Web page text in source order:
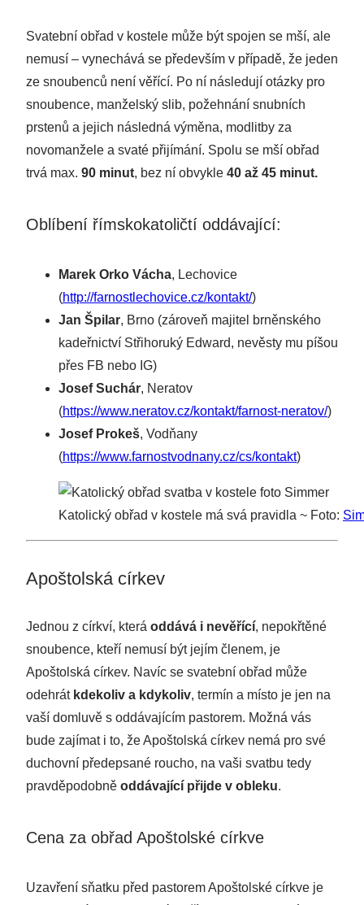
Svatební obřad v kostele může být spojen se mší, ale
nemusí – vynechává se především v případě, že jeden
ze snoubenců není věřící. Po ní následují otázky pro
snoubence, manželský slib, požehnání snubních
prstenů a jejich následná výměna, modlitby za
novomanžele a svaté přijímání. Spolu se mší obřad
trvá max. 90 minut, bez ní obvykle 40 až 45 minut.
Oblíbení římskokatoličtí oddávající:
Marek Orko Vácha, Lechovice
(http://farnostlechovice.cz/kontakt/)
Jan Špilar, Brno (zároveň majitel brněnského
kadeřnictví Střihoruký Edward, nevěsty mu píšou
přes FB nebo IG)
Josef Suchár, Neratov
(https://www.neratov.cz/kontakt/farnost-neratov/)
Josef Prokeš, Vodňany
(https://www.farnostvodnany.cz/cs/kontakt)
Katolický obřad v kostele má svá pravidla ~ Foto:
Apoštolská církev
Jednou z církví, která oddává i nevěřící, nepokřtěné
snoubence, kteří nemusí být jejím členem, je
Apoštolská církev. Navíc se svatební obřad může
odehrát kdekoliv a kdykoliv, termín a místo je jen na
vaší domluvě s oddávajícím pastorem. Možná vás
bude zajímat i to, že Apoštolská církev nemá pro své
duchovní předepsané roucho, na vaši svatbu tedy
pravděpodobně oddávající přijde v obleku.
Cena za obřad Apoštolské církve
Uzavření sňatku před pastorem Apoštolské církve je